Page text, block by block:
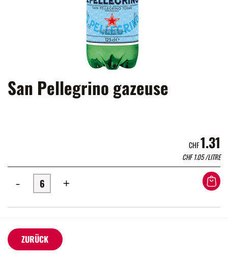
San Pellegrino gazeuse
CHF1.31
CHF1.05/LITRE
- +
ZURÜCK